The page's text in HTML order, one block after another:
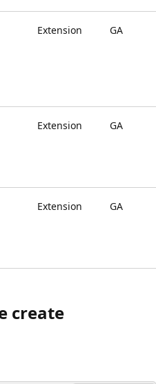
Extension GA
Extension GA
Extension GA
create